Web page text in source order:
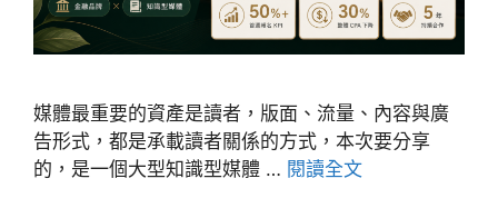
媒體最重要的資產是讀者，版面、流量、內容與廣
告形式，都是承載讀者關係的方式，本次要分享
的，是一個大型知識型媒體 … 閱讀全文